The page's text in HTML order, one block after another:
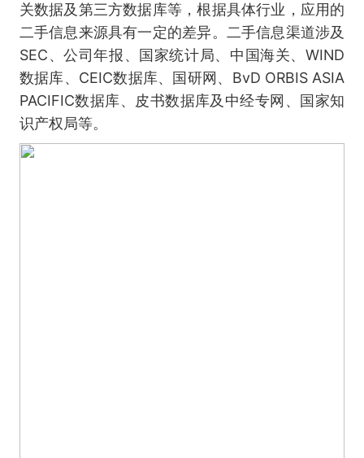
关数据及第三方数据库等，根据具体行业，应用的
二手信息来源具有一定的差异。二手信息渠道涉及
SEC、公司年报、国家统计局、中国海关、WIND
数据库、CEIC数据库、国研网、BvD ORBIS ASIA
PACIFIC数据库、皮书数据库及中经专网、国家知
识产权局等。